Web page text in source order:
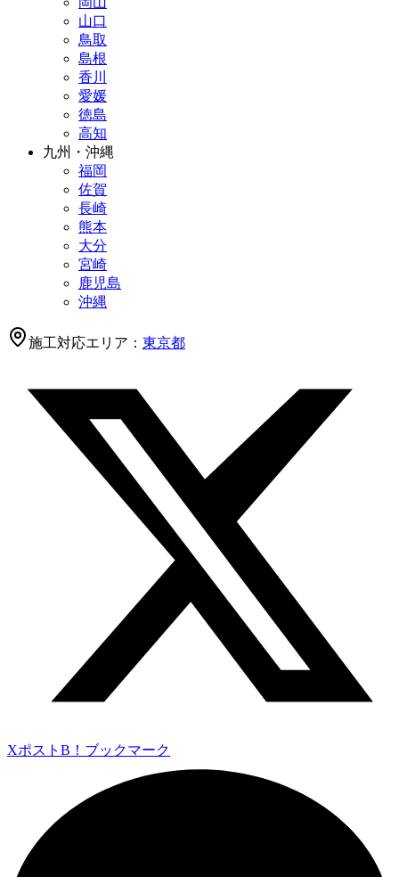
山口
鳥取
島根
香川
愛媛
徳島
高知
九州・沖縄
福岡
佐賀
長崎
熊本
大分
宮崎
鹿児島
沖縄
施工対応エリア： 東京都
Xポスト B！ブックマーク